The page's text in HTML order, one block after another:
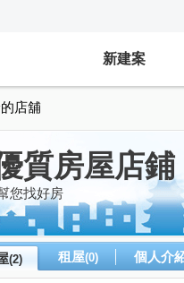
新建案
店舖
質房屋店鋪
您找好房
(2) 租屋(0) 個人介